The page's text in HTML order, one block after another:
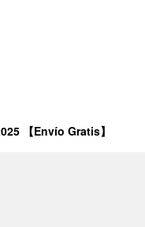
【Envío Gratis】